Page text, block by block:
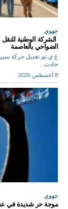
جهوي
الشركة الوطنية
الضواحي بالعاصمة
ع ي تم تعديل حركة
حادث...
8 أغسطس 2026
جهوي
موجة حر شديدة في